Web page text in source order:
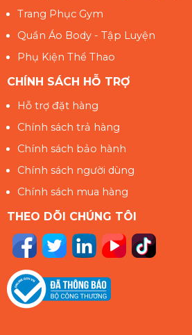
Trang Phục Gym
Quần Áo Body - Tập Luyện
Phụ Kiện Thể Thao
CHÍNH SÁCH HỖ TRỢ
Hỗ trợ đặt hàng
Chính sách trả hàng
Chính sách bảo hành
Chính sách người dùng
Chính sách mua hàng
THEO DÕI CHÚNG TÔI